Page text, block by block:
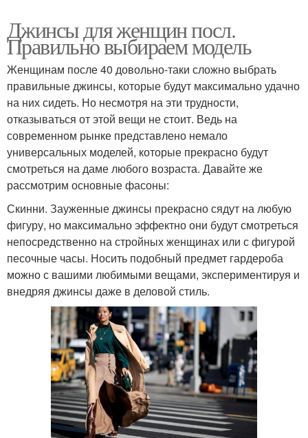
Джинсы для женщин посл.
Правильно выбираем модель
Женщинам после 40 довольно-таки сложно выбрать
правильные джинсы, которые будут максимально удачно
на них сидеть. Но несмотря на эти трудности,
отказываться от этой вещи не стоит. Ведь на
современном рынке представлено немало
универсальных моделей, которые прекрасно будут
смотреться на даме любого возраста. Давайте же
рассмотрим основные фасоны:
Скинни. Зауженные джинсы прекрасно сядут на любую
фигуру, но максимально эффектно они будут смотреться
непосредственно на стройных женщинах или с фигурой
песочные часы. Носить подобный предмет гардероба
можно с вашими любимыми вещами, экспериментируя и
внедряя джинсы даже в деловой стиль.